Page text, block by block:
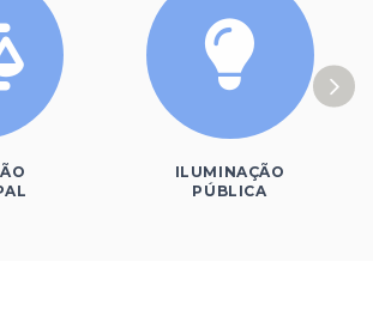
ILUMINAÇÃO
PÚBLICA